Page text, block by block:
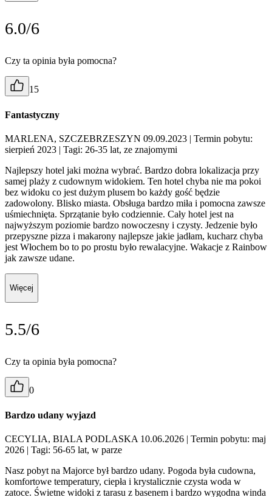
6.0/6
Czy ta opinia była pomocna?
15
Fantastyczny
MARLENA, SZCZEBRZESZYN 09.09.2023 | Termin pobytu:
sierpień 2023 | Tagi: 26-35 lat, ze znajomymi
Najlepszy hotel jaki można wybrać. Bardzo dobra lokalizacja przy
samej plaży z cudownym widokiem. Ten hotel chyba nie ma pokoi
bez widoku co jest dużym plusem bo każdy gość będzie
zadowolony. Blisko miasta. Obsługa bardzo miła i pomocna zawsze
uśmiechnięta. Sprzątanie było codziennie. Cały hotel jest na
najwyższym poziomie bardzo nowoczesny i czysty. Jedzenie było
przepyszne pizza i makarony najlepsze jakie jadłam, kucharz chyba
jest Włochem bo to po prostu było rewalacyjne. Wakacje z Rainbow
jak zawsze udane.
Więcej
5.5/6
Czy ta opinia była pomocna?
0
Bardzo udany wyjazd
CECYLIA, BIALA PODLASKA 10.06.2026 | Termin pobytu: maj
2026 | Tagi: 56-65 lat, w parze
Nasz pobyt na Majorce był bardzo udany. Pogoda była cudowna,
komfortowe temperatury, ciepła i krystalicznie czysta woda w
zatoce. Świetne widoki z tarasu z basenem i bardzo wygodna winda